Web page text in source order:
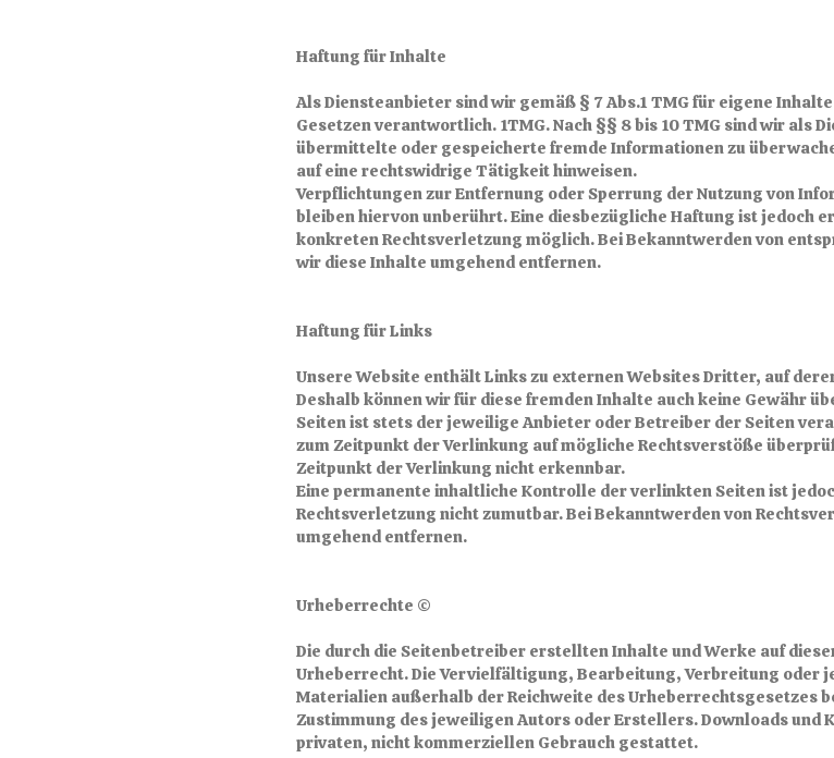
Haftung für Inhalte
Als Diensteanbieter sind wir gemäß § 7 Abs.1 TMG für eigene
Gesetzen verantwortlich. 1TMG. Nach §§ 8 bis 10 TMG sind wir als
übermittelte oder gespeicherte fremde Informationen zu
auf eine rechtswidrige Tätigkeit hinweisen.
Verpflichtungen zur Entfernung oder Sperrung der Nutzung von
bleiben hiervon unberührt. Eine diesbezügliche Haftung ist jedoch
konkreten Rechtsverletzung möglich. Bei Bekanntwerden von
wir diese Inhalte umgehend entfernen.
Haftung für Links
Unsere Website enthält Links zu externen Websites Dritter, auf
Deshalb können wir für diese fremden Inhalte auch keine Gewähr
Seiten ist stets der jeweilige Anbieter oder Betreiber der Seiten
zum Zeitpunkt der Verlinkung auf mögliche Rechtsverstöße
Zeitpunkt der Verlinkung nicht erkennbar.
Eine permanente inhaltliche Kontrolle der verlinkten Seiten ist
Rechtsverletzung nicht zumutbar. Bei Bekanntwerden von
umgehend entfernen.
Urheberrechte ©
Die durch die Seitenbetreiber erstellten Inhalte und Werke auf
Urheberrecht. Die Vervielfältigung, Bearbeitung, Verbreitung oder
Materialien außerhalb der Reichweite des Urheberrechtsgesetzes
Zustimmung des jeweiligen Autors oder Erstellers. Downloads und
privaten, nicht kommerziellen Gebrauch gestattet.